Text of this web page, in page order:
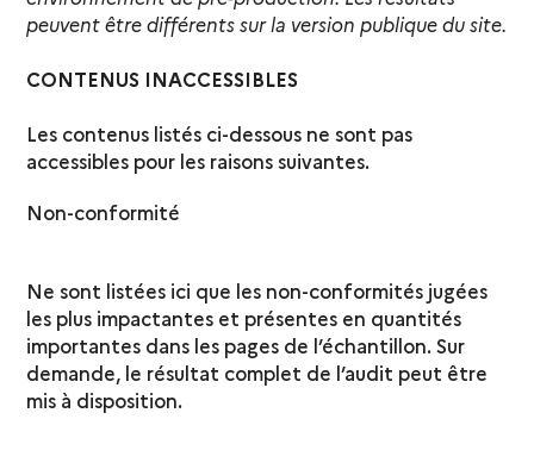
peuvent être différents sur la version publique du site.
CONTENUS INACCESSIBLES
Les contenus listés ci-dessous ne sont pas
accessibles pour les raisons suivantes.
Non-conformité
Ne sont listées ici que les non-conformités jugées
les plus impactantes et présentes en quantités
importantes dans les pages de l’échantillon. Sur
demande, le résultat complet de l’audit peut être
mis à disposition.